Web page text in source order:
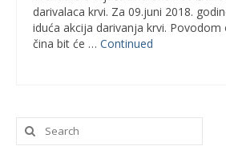
darivalaca krvi. Za 09.juni 2018.
iduća akcija darivanja krvi.
čina bit će … Continued
Search
for: